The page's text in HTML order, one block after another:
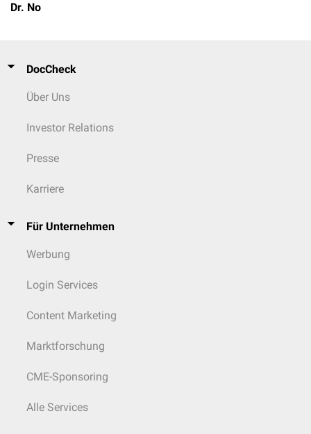
Dr. No
DocCheck
Über Uns
Investor Relations
Presse
Karriere
Für Unternehmen
Werbung
Login Services
Content Marketing
Marktforschung
CME-Sponsoring
Alle Services